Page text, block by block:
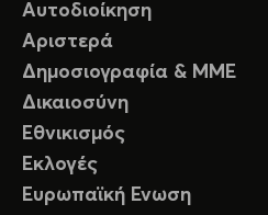
Αυτοδιοίκηση
Αριστερά
Δημοσιογραφία & ΜΜΕ
Δικαιοσύνη
Εθνικισμός
Εκλογές
Ευρωπαϊκή Ενωση